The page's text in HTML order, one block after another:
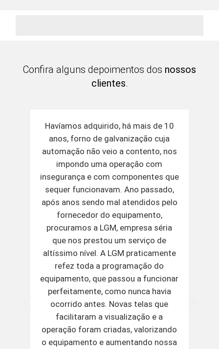
Confira alguns depoimentos dos nossos
clientes.
Havíamos adquirido, há mais de 10
anos, forno de galvanização cuja
automação não veio a contento, nos
impondo uma operação com
insegurança e com componentes que
sequer funcionavam. Ano passado,
após anos sendo mal atendidos pelo
fornecedor do equipamento,
procuramos a LGM, empresa séria
que nos prestou um serviço de
altíssimo nível. A LGM praticamente
refez toda a programação do
equipamento, que passou a funcionar
perfeitamente, como nunca havia
ocorrido antes. Novas telas que
facilitaram a visualização e a
operação foram criadas, valorizando
o equipamento e aumentando nossa